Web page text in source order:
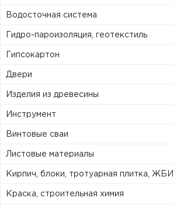
Водосточная система
Гидро-пароизоляция, геотекстиль
Гипсокартон
Двери
Изделия из древесины
Инструмент
Винтовые сваи
Листовые материалы
Кирпич, блоки, тротуарная плитка, ЖБИ
Краска, строительная химия